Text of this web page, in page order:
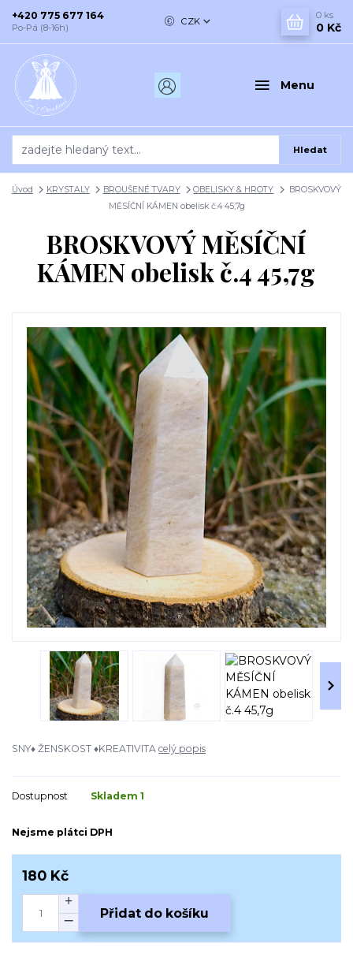
Menu
CZK
Hledat
+420 775 677 164
Po-Pá (8-16h)
0 ks
0 Kč
Úvod KRYSTALY BROUŠENÉ TVARY OBELISKY & HROTY
BROSKVOVÝ
MĚSÍČNÍ KÁMEN obelisk č.4 45,7g
BROSKVOVÝ MĚSÍČNÍ
KÁMEN obelisk č.4 45,7g
SNY♦ ŽENSKOST ♦KREATIVITA celý popis
Dostupnost Skladem 1
Nejsme plátci DPH
180 Kč
Přidat do košíku